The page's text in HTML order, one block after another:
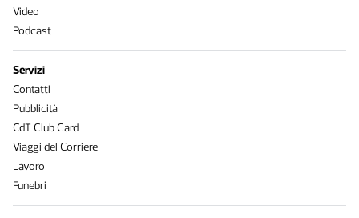
Video
Podcast
Servizi
Contatti
Pubblicità
CdT Club Card
Viaggi del Corriere
Lavoro
Funebri